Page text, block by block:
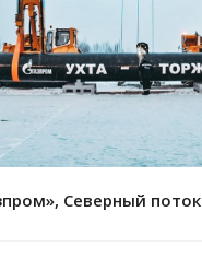
Смотреть проект
Северный поток